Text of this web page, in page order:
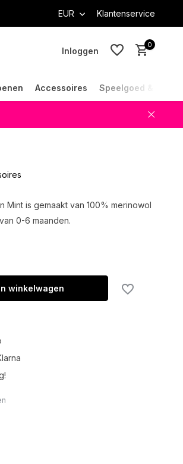
EUR Klantenservice
Inloggen
0
Accessoires Speelgoed &
Mint is gemaakt van 100% merinowol
0-6 maanden.
winkelwagen